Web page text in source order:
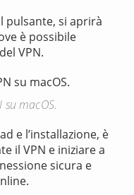
pulsante, si aprirà
è possibile
VPN.
su macOS.
e l’installazione, è
il VPN e iniziare a
sicura e